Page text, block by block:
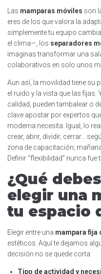
Las mamparas móviles son
eres de los que valora la
simplemente tu equipo
el clima—, los separadores
imaginas transformar una
colaborativos en solo unos
Aun así, la movilidad tiene su
el ruido y la vista que las fijas.
calidad, pueden tambalear o
clave apostar por expertos
moderna necesita. Igual, lo
crear, abrir, dividir, cerrar…
zona de capacitación;
Definir “flexibilidad” nunca fue
¿Qué
elegir una
tu espacio
Elegir entre una mampara fija
estéticos. Aquí te dejamos
decisión no se quede corta:
Tipo de actividad y